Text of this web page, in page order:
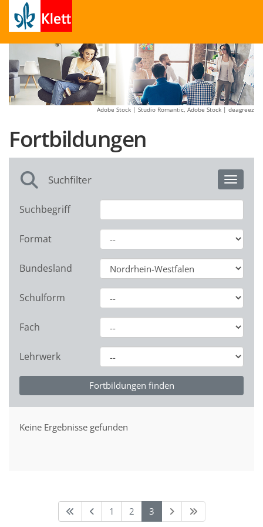
Adobe Stock | Studio Romantic, Adobe Stock | deagreez
Fortbildungen
Toggle
Suchfilter
Suchbegriff
Format
Bundesland
Schulform
Fach
Lehrwerk
Keine Ergebnisse gefunden
1 2 3